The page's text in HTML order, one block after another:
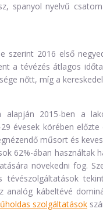
spanyol nyelvű
szerint 2016 első
a tévézés átlagos
nőtt, míg a
alapján 2015-ben a
29 évesek körében
műsort és
62%-ában használtak
növekedni fog.
tévészolgáltatások
analóg kábeltévé
szolgáltatások